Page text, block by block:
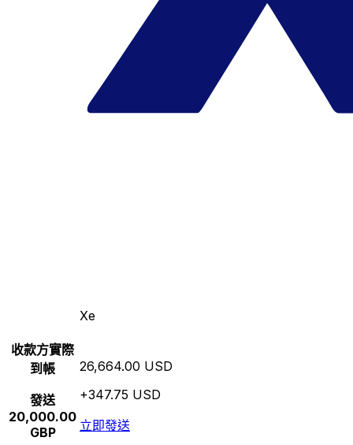
Xe
收款方實際
到帳
發送
20,000.00
GBP
26,664.00 USD
+347.75 USD
立即發送